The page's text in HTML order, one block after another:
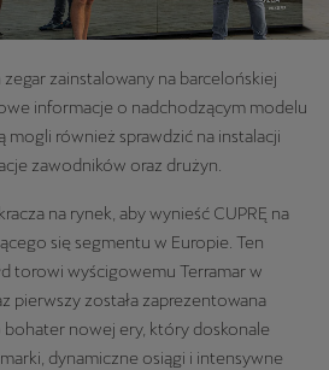
zainstalowany na barcelońskiej
informacje o nadchodzącym modelu
mogli również sprawdzić na instalacji
zawodników oraz drużyn.
na rynek, aby wynieść CUPRĘ na
się segmentu w Europie. Ten
torowi wyścigowemu Terramar w
pierwszy została zaprezentowana
bohater nowej ery, który doskonale
dynamiczne osiągi i intensywne